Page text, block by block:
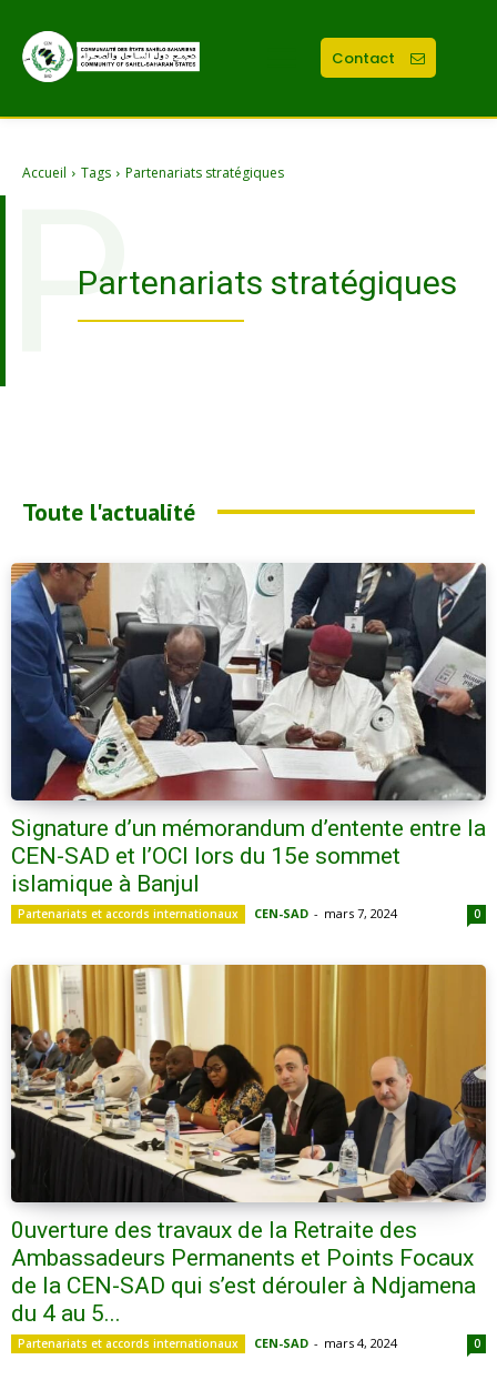
Contact
Accueil Tags Partenariats stratégiques
Partenariats stratégiques
P
Toute l'actualité
Signature d’un mémorandum d’entente entre la
CEN-SAD et l’OCI lors du 15e sommet
islamique à Banjul
Partenariats et accords internationaux CEN-SAD - mars 7, 2024 0
0uverture des travaux de la Retraite des
Ambassadeurs Permanents et Points Focaux
de la CEN-SAD qui s’est dérouler à Ndjamena
du 4 au 5...
Partenariats et accords internationaux CEN-SAD - mars 4, 2024 0